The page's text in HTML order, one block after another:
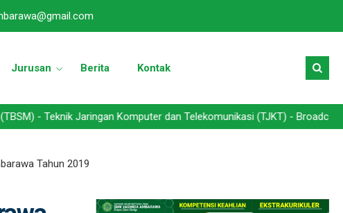
Jurusan Berita Kontak
Jaringan Komputer dan Telekomunikasi (TJKT) - Broadcasting
Tahun 2019